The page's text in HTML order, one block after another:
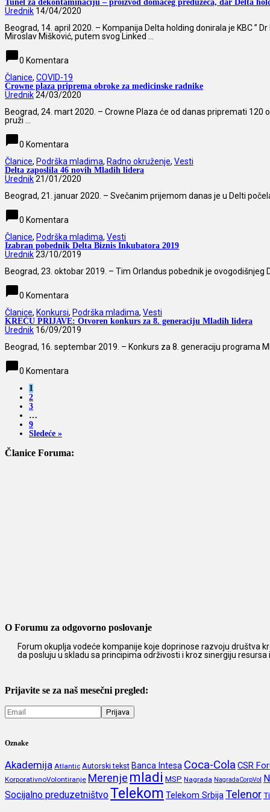
Tunel za dekontaminaciju – proizvod domaćeg preduzeća, dar Delta
Urednik 14/04/2020
Beograd, 14. april 2020. – Kompanija Delta holding donirala je KBC ”
Miroslav Mišković, putem svog Linked ...
chat_bubble0 Komentara
Članice, COVID-19
Crowne plaza priprema obroke za medicinske radnike
Urednik24/03/2020
Beograd, 24. mart 2020. – Crowne Plaza će od danas pripremati 120
pruži ...
chat_bubble0 Komentara
Članice, Podrška mladima, Radno okruženje, Vesti
Delta zaposlila 46 novih Mladih lidera
Urednik21/01/2020
Beograd, 21. januar 2020. – Svečanim prijemom danas je u Delti
chat_bubble0 Komentara
Članice, Podrška mladima, Vesti
Izabran pobednik Delta Biznis Inkubatora 2019
Urednik23/10/2019
Beograd, 23. oktobar 2019. – Tim Orlandus pobednik je
chat_bubble0 Komentara
Članice, Konkursi, Podrška mladima, Vesti
KREĆU PRIJAVE: Otvoren konkurs za 8. generaciju Mladih lidera
Urednik 16/09/2019
Beograd, 16. septembar 2019. – Konkurs za 8. generaciju programa
chat_bubble0 Komentara
1
2
3
…
9
Sledeće »
Članice Foruma:
O Forumu za odgovorno poslovanje
Forum okuplja vodeće kompanije koje doprinose razvoju društva
da posluju u skladu sa principima održivosti i kroz sinergiju
Prijavite se za naš mesečni pregled:
Oznake
Akademija Atlantic Autorski tekst Banca Intesa Coca-Cola CSR
KorporativnoVolontiranje Merenje mladi MSP Nagrada NagradaCorpVol
Socijalno preduzetništvoTelekom Telekom SrbijaTelenor